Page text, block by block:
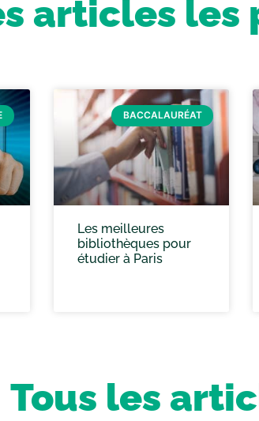
articles les
BACCALAURÉAT
Les meilleures
bibliothèques pour
étudier à Paris
Tous les